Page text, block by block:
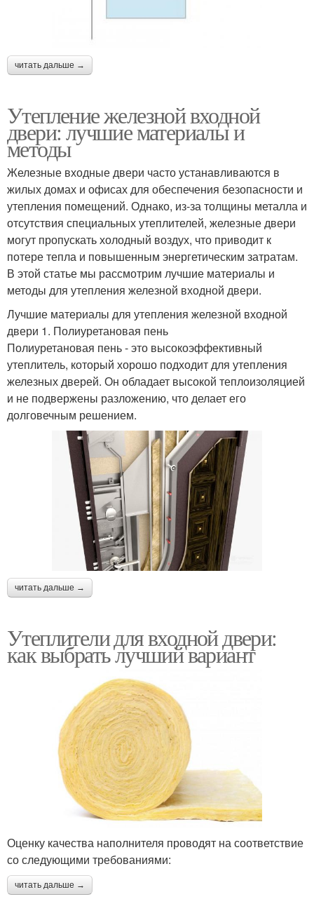
читать дальше →
Утепление железной входной
двери: лучшие материалы и
методы
Железные входные двери часто устанавливаются в
жилых домах и офисах для обеспечения безопасности и
утепления помещений. Однако, из-за толщины металла и
отсутствия специальных утеплителей, железные двери
могут пропускать холодный воздух, что приводит к
потере тепла и повышенным энергетическим затратам.
В этой статье мы рассмотрим лучшие материалы и
методы для утепления железной входной двери.
Лучшие материалы для утепления железной входной
двери 1. Полиуретановая пень
Полиуретановая пень - это высокоэффективный
утеплитель, который хорошо подходит для утепления
железных дверей. Он обладает высокой теплоизоляцией
и не подвержены разложению, что делает его
долговечным решением.
читать дальше →
Утеплители для входной двери:
как выбрать лучший вариант
Оценку качества наполнителя проводят на соответствие
со следующими требованиями:
читать дальше →